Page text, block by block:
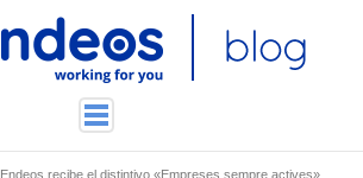
Endeos recibe el distintivo «Empreses sempre actives»